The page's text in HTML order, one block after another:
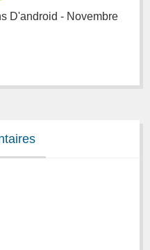
D'android - Novembre